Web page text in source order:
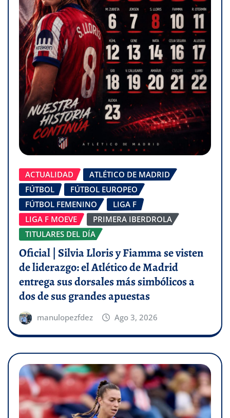
ACTUALIDAD
ATLÉTICO DE MADRID
FÚTBOL
FÚTBOL EUROPEO
FÚTBOL FEMENINO
LIGA F
LIGA F MOEVE
PRIMERA IBERDROLA
TITULARES DEL DÍA
Oficial | Silvia Lloris y Fiamma se visten
de liderazgo: el Atlético de Madrid
entrega sus dorsales más simbólicos a
dos de sus grandes apuestas
manulopezfdez Ago 3, 2026